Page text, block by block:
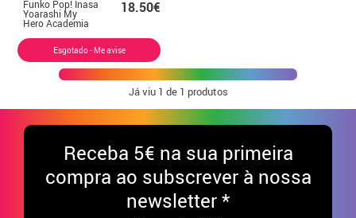
Funko Pop! Inasa
Yoarashi My
Hero Academia
18.50€
Esgotado - Me avise
Já viu 1 de 1 produtos
Receba 5€ na sua primeira
compra ao subscrever à nossa
newsletter *